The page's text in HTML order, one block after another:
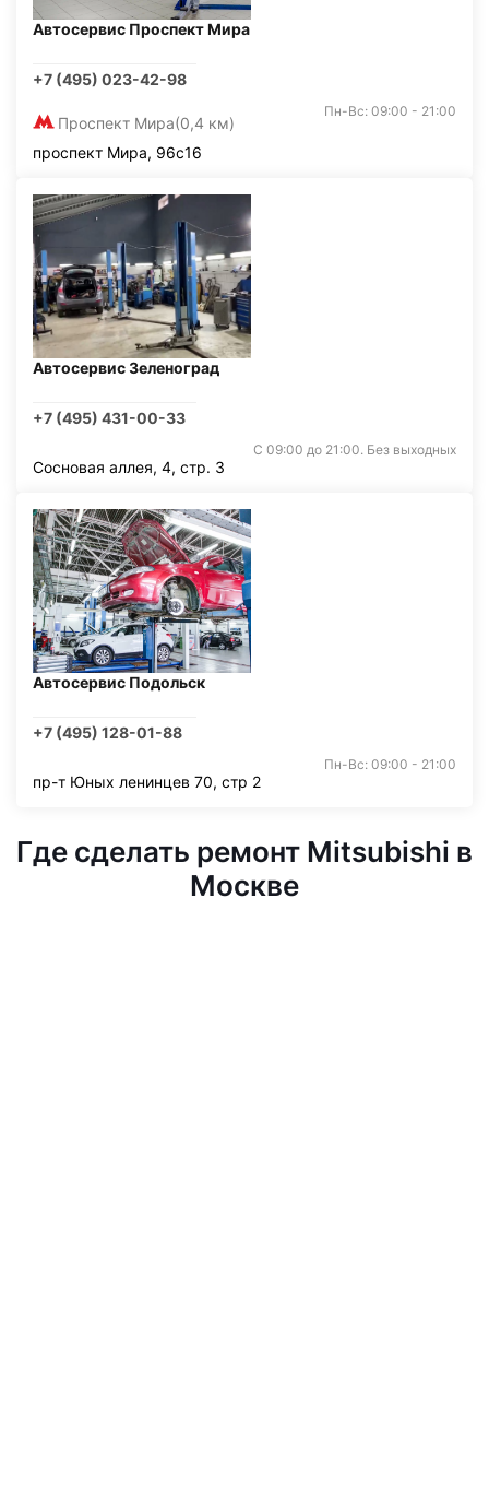
Автосервис Проспект Мира
+7 (495) 023-42-98
Проспект Мира(0,4 км)
Пн-Вс: 09:00 - 21:00
проспект Мира, 96с16
Автосервис Зеленоград
+7 (495) 431-00-33
С 09:00 до 21:00. Без выходных
Сосновая аллея, 4, стр. 3
Автосервис Подольск
+7 (495) 128-01-88
Пн-Вс: 09:00 - 21:00
пр-т Юных ленинцев 70, стр 2
Где сделать ремонт Mitsubishi в
Москве